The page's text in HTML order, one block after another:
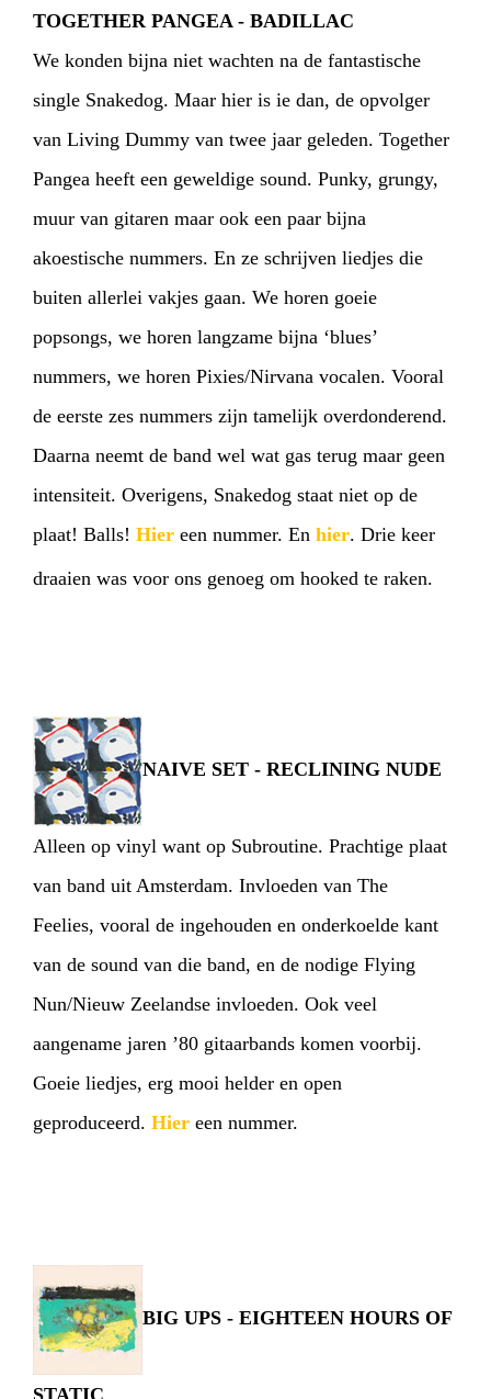
TOGETHER PANGEA - BADILLAC
We konden bijna niet wachten na de fantastische
single Snakedog. Maar hier is ie dan, de opvolger
van Living Dummy van twee jaar geleden. Together
Pangea heeft een geweldige sound. Punky, grungy,
muur van gitaren maar ook een paar bijna
akoestische nummers. En ze schrijven liedjes die
buiten allerlei vakjes gaan. We horen goeie
popsongs, we horen langzame bijna ‘blues’
nummers, we horen Pixies/Nirvana vocalen. Vooral
de eerste zes nummers zijn tamelijk overdonderend.
Daarna neemt de band wel wat gas terug maar geen
intensiteit. Overigens, Snakedog staat niet op de
plaat! Balls! Hier een nummer. En hier. Drie keer
draaien was voor ons genoeg om hooked te raken.
NAIVE SET - RECLINING NUDE
Alleen op vinyl want op Subroutine. Prachtige plaat
van band uit Amsterdam. Invloeden van The
Feelies, vooral de ingehouden en onderkoelde kant
van de sound van die band, en de nodige Flying
Nun/Nieuw Zeelandse invloeden. Ook veel
aangename jaren ’80 gitaarbands komen voorbij.
Goeie liedjes, erg mooi helder en open
geproduceerd. Hier een nummer.
BIG UPS - EIGHTEEN HOURS OF
STATIC